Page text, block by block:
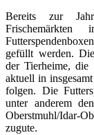
Bereits zur
gefüllt werden.
der Tierheime,
aktuell in
folgen. Die
unter anderem
Oberstmuhl/Idar-
zugute.